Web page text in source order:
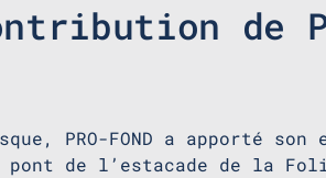
de
PRO-FOND a apporté son
de l’estacade de la